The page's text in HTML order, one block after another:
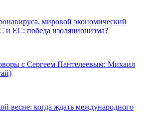
мировой экономический
и ЕС: победа изоляционизма?
с Сергеем Пантелеевым: Михаил
весне: когда ждать международного